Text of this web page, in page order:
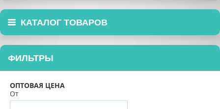
КАТАЛОГ ТОВАРОВ
ФИЛЬТРЫ
ОПТОВАЯ ЦЕНА
От